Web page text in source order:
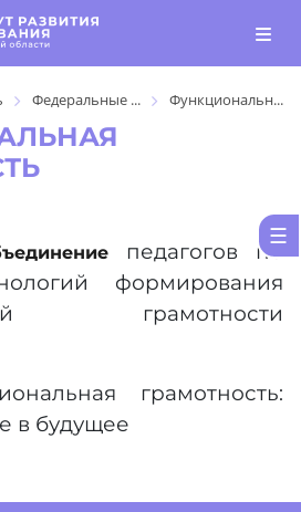
Федеральные ... Функциональн...
педагогов по
формирования
грамотности
грамотность:
в будущее